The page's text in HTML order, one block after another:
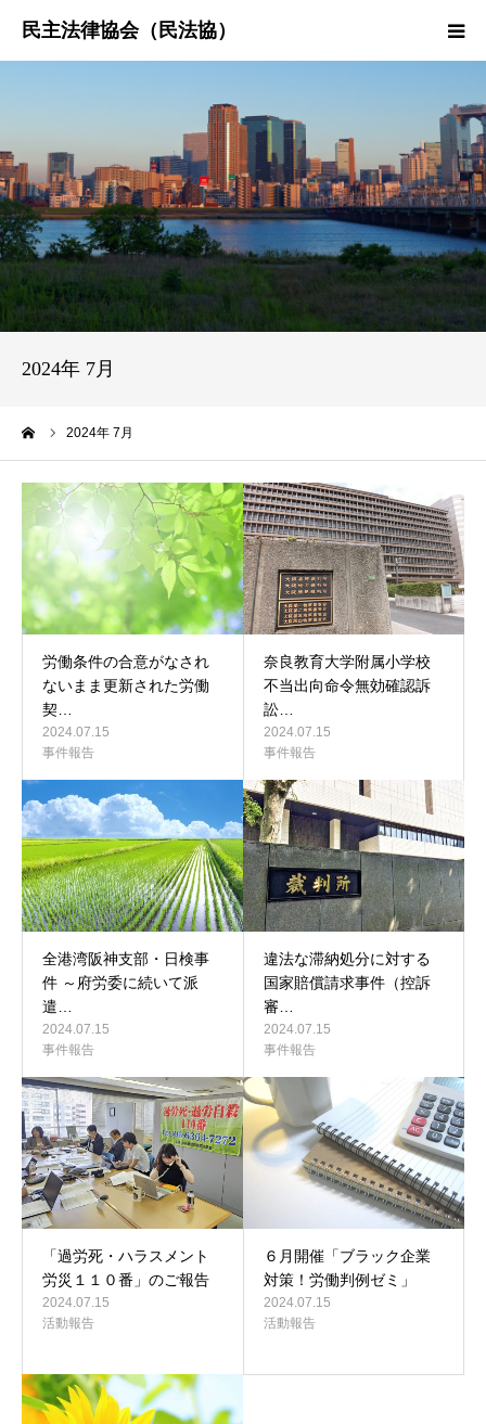
2024年 7月
2024年 7月
労働条件の合意がなされ
ないまま更新された労働
契…
2024.07.15
事件報告
奈良教育大学附属小学校
不当出向命令無効確認訴
訟…
2024.07.15
事件報告
全港湾阪神支部・日検事
件 ～府労委に続いて派
遣…
2024.07.15
事件報告
違法な滞納処分に対する
国家賠償請求事件（控訴
審…
2024.07.15
事件報告
「過労死・ハラスメント
労災１１０番」のご報告
2024.07.15
活動報告
６月開催「ブラック企業
対策！労働判例ゼミ」
2024.07.15
活動報告
民法協とは
民主法律時報
決議・声明・意見書